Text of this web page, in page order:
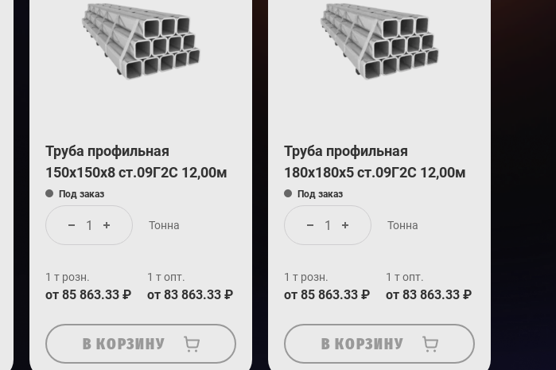
Труба профильная
150х150х8 ст.09Г2С 12,00м
Под заказ
Тонна
1 т розн.
от 85 863.33 ₽
1 т опт.
от 83 863.33 ₽
В КОРЗИНУ
Труба профильная
180х180х5 ст.09Г2С 12,00м
Под заказ
Тонна
1 т розн.
от 85 863.33 ₽
1 т опт.
от 83 863.33 ₽
В КОРЗИНУ